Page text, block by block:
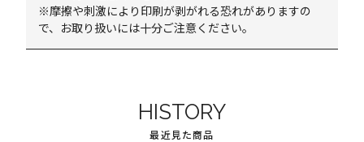
※摩擦や刺激により印刷が剥がれる恐れがありますの
で、お取り扱いには十分ご注意ください。
HISTORY
最近見た商品